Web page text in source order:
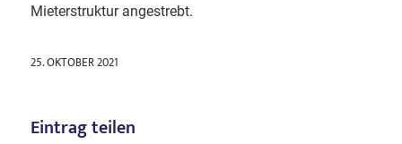
Mieterstruktur angestrebt.
25. OKTOBER 2021
Eintrag teilen